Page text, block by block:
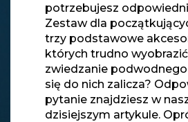
potrzebujesz
Zestaw dla
trzy podstawowe
których trudno
zwiedzanie podwodnego
się do nich zalicza?
pytanie znajdziesz w
dzisiejszym artykule.